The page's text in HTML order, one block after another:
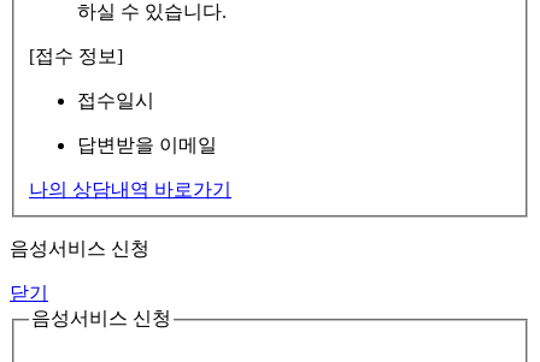
하실 수 있습니다.
[접수 정보]
접수일시
답변받을 이메일
나의 상담내역 바로가기
음성서비스 신청
닫기
음성서비스 신청